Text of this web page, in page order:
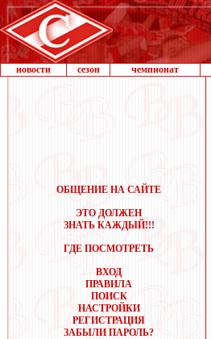
новости сезон чемпионат
ОБЩЕНИЕ НА САЙТЕ
ЭТО ДОЛЖЕН
ЗНАТЬ КАЖДЫЙ!!!
ГДЕ ПОСМОТРЕТЬ
ВХОД
ПРАВИЛА
ПОИСК
НАСТРОЙКИ
РЕГИСТРАЦИЯ
ЗАБЫЛИ ПАРОЛЬ?